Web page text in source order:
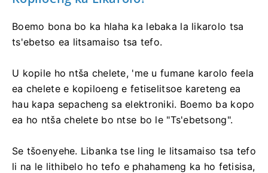
Boemo bona bo ka hlaha ka lebaka la likarolo tsa
ts'ebetso ea litsamaiso tsa tefo.
U kopile ho ntša chelete, 'me u fumane karolo feela
ea chelete e kopiloeng e fetiselitsoe kareteng ea
hau kapa sepacheng sa elektroniki. Boemo ba kopo
ea ho ntša chelete bo ntse bo le "Ts'ebetsong".
Se tšoenyehe. Libanka tse ling le litsamaiso tsa tefo
li na le lithibelo ho tefo e phahameng ka ho fetisisa,